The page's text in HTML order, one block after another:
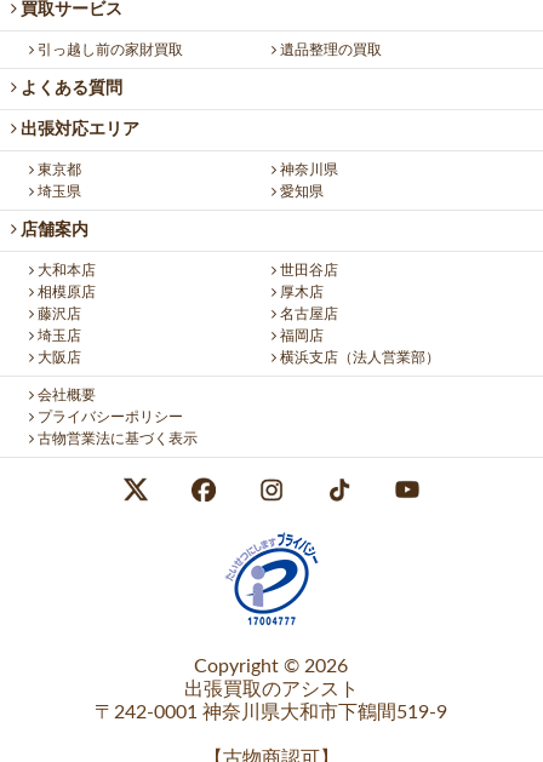
買取サービス
引っ越し前の家財買取 遺品整理の買取
よくある質問
出張対応エリア
東京都
神奈川県
埼玉県
愛知県
店舗案内
大和本店
世田谷店
相模原店
厚木店
藤沢店
名古屋店
埼玉店
福岡店
大阪店
横浜支店（法人営業部）
会社概要
プライバシーポリシー
古物営業法に基づく表示
Copyright © 2026
出張買取のアシスト
〒242-0001 神奈川県大和市下鶴間519-9